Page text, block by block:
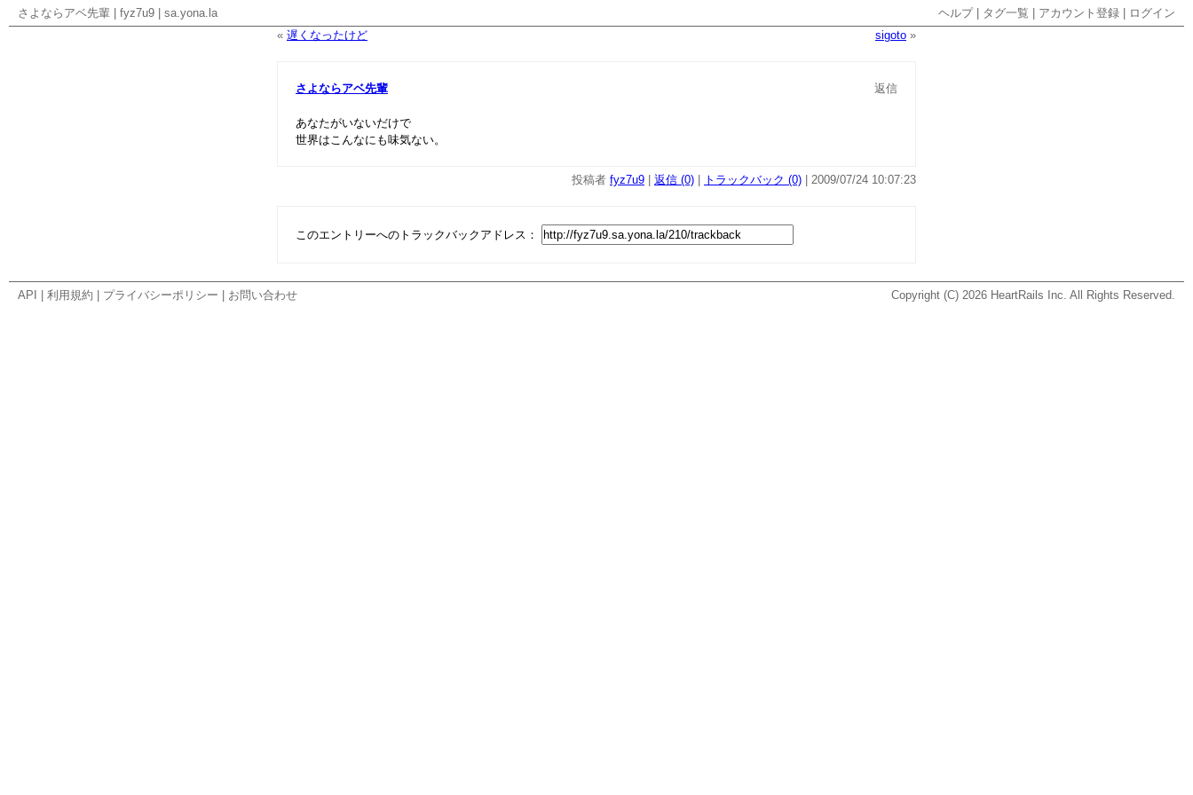
さよならアベ先輩 fyz7u9 sa.yona.la ヘルプ| タグ一覧 アカウント登録
ログイン
« 遅くなったけど sigoto »
さよならアベ先輩 返信
あなたがいないだけで
世界はこんなにも味気ない。
投稿者 fyz7u9 返信 (0) トラックバック (0) | 2009/07/24 10:07:23
このエントリーへのトラックバックアドレス：
API 利用規約 プライバシーポリシー お問い合わせ Copyright (C) 2026 HeartRails Inc. All Rights Reserved.